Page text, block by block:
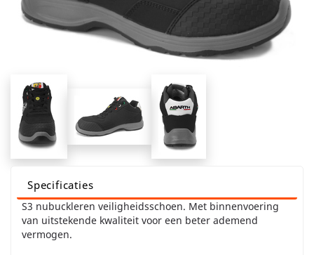
Specificaties
S3 nubuckleren veiligheidsschoen. Met binnenvoering
van uitstekende kwaliteit voor een beter ademend
vermogen.